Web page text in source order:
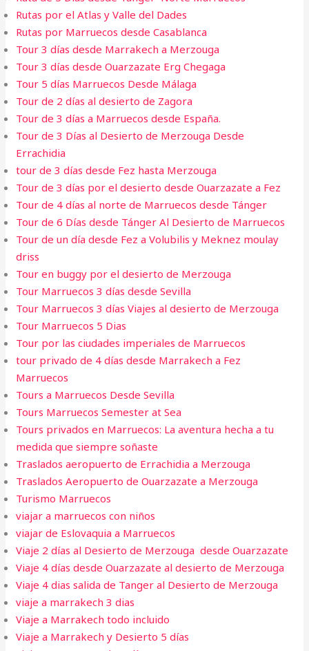
Rutas por el Atlas y Valle del Dades
Rutas por Marruecos desde Casablanca
Tour 3 días desde Marrakech a Merzouga
Tour 3 días desde Ouarzazate Erg Chegaga
Tour 5 días Marruecos Desde Málaga
Tour de 2 días al desierto de Zagora
Tour de 3 días a Marruecos desde España.
Tour de 3 Días al Desierto de Merzouga Desde
Errachidia
tour de 3 días desde Fez hasta Merzouga
Tour de 3 días por el desierto desde Ouarzazate a Fez
Tour de 4 días al norte de Marruecos desde Tánger
Tour de 6 Días desde Tánger Al Desierto de Marruecos
Tour de un día desde Fez a Volubilis y Meknez moulay
driss
Tour en buggy por el desierto de Merzouga
Tour Marruecos 3 días desde Sevilla
Tour Marruecos 3 días Viajes al desierto de Merzouga
Tour Marruecos 5 Dias
Tour por las ciudades imperiales de Marruecos
tour privado de 4 días desde Marrakech a Fez
Marruecos
Tours a Marruecos Desde Sevilla
Tours Marruecos Semester at Sea
Tours privados en Marruecos: La aventura hecha a tu
medida que siempre soñaste
Traslados aeropuerto de Errachidia a Merzouga
Traslados Aeropuerto de Ouarzazate a Merzouga
Turismo Marruecos
viajar a marruecos con niños
viajar de Eslovaquia a Marruecos
Viaje 2 días al Desierto de Merzouga desde Ouarzazate
Viaje 4 días desde Ouarzazate al desierto de Merzouga
Viaje 4 dias salida de Tanger al Desierto de Merzouga
viaje a marrakech 3 dias​
Viaje a Marrakech todo incluido
Viaje a Marrakech y Desierto 5 días